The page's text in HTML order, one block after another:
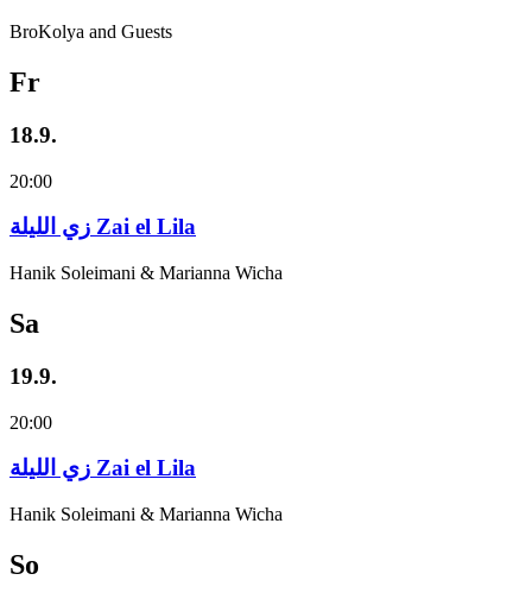
BroKolya and Guests
Fr
18.9.
20:00
زي‌ اللیلة Zai el Lila
Hanik Soleimani & Marianna Wicha
Sa
19.9.
20:00
زي‌ اللیلة Zai el Lila
Hanik Soleimani & Marianna Wicha
So